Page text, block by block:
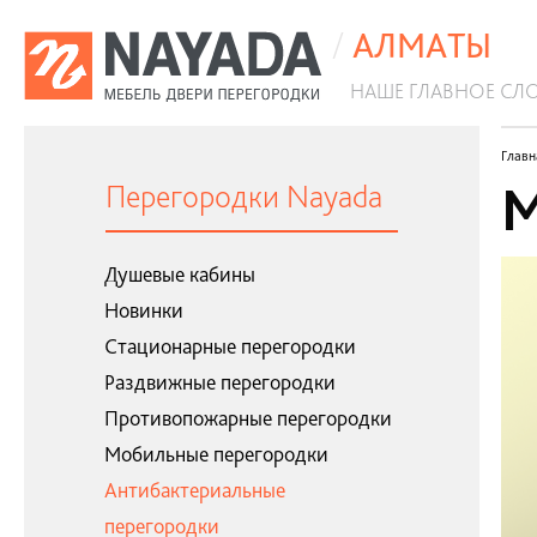
/ АЛМАТЫ
НАШЕ ГЛАВНОЕ
Перегородки Nayada
Душевые кабины
Новинки
Стационарные перегородки
Раздвижные перегородки
Противопожарные перегородки
Мобильные перегородки
Антибактериальные
перегородки